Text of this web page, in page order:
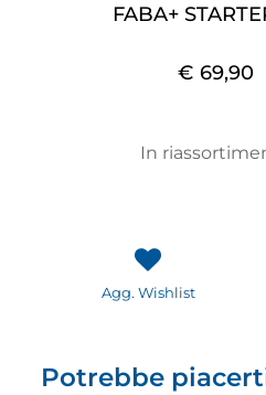
FABA+
€ 69,90
In
Agg. Wishlist
Potrebbe